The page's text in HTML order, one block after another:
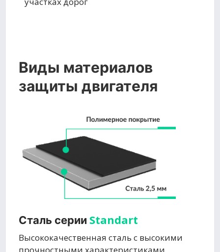
Виды материалов
защиты двигателя
Сталь серии Standart
Высококачественная сталь с высокими